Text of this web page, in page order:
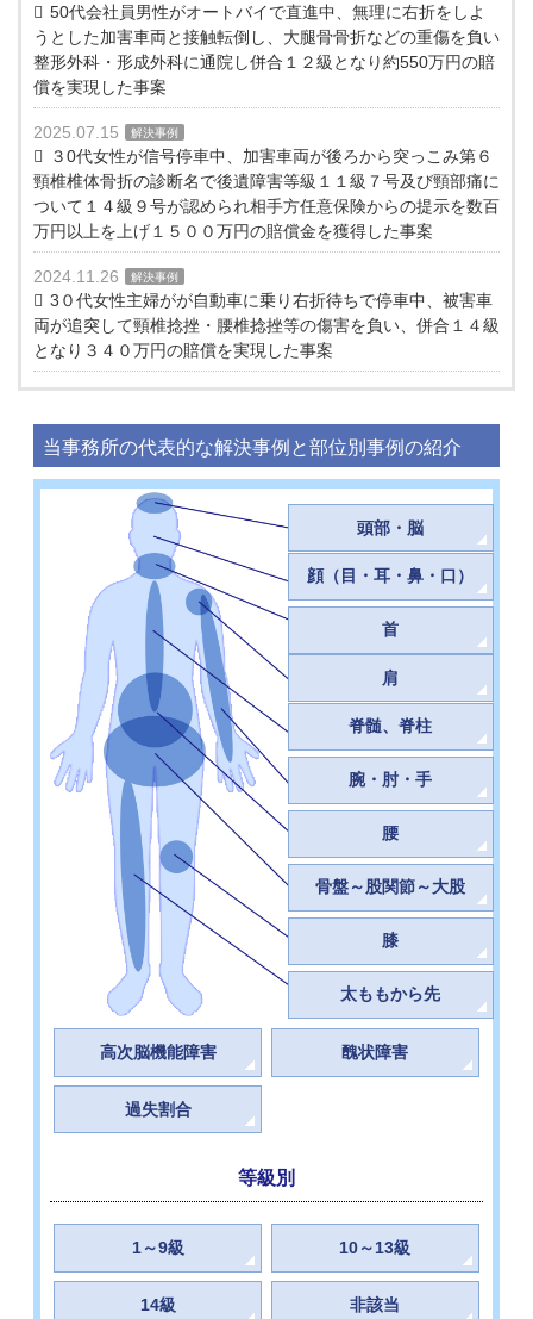
50代会社員男性がオートバイで直進中、無理に右折をしよ
うとした加害車両と接触転倒し、大腿骨骨折などの重傷を負い
整形外科・形成外科に通院し併合１２級となり約550万円の賠
償を実現した事案
2025.07.15 解決事例
３0代女性が信号停車中、加害車両が後ろから突っこみ第６
頸椎椎体骨折の診断名で後遺障害等級１１級７号及び頸部痛に
ついて１４級９号が認められ相手方任意保険からの提示を数百
万円以上を上げ１５００万円の賠償金を獲得した事案
2024.11.26 解決事例
3０代女性主婦がが自動車に乗り右折待ちで停車中、被害車
両が追突して頸椎捻挫・腰椎捻挫等の傷害を負い、併合１４級
となり３４０万円の賠償を実現した事案
当事務所の代表的な解決事例と部位別事例の紹介
頭部・脳
顔（目・耳・鼻・口）
首
肩
脊髄、脊柱
腕・肘・手
腰
骨盤～股関節～大股
膝
太ももから先
高次脳機能障害 醜状障害
過失割合
等級別
1～9級 10～13級
14級 非該当